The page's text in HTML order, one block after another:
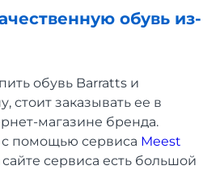
обувь из-
обувь Barratts и
стоит заказывать ее в
магазине бренда.
с помощью сервиса Meest
сайте сервиса есть большой